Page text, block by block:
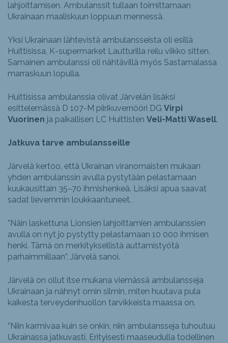
lahjoittamisen. Ambulanssit tullaan toimittamaan
Ukrainaan maaliskuun loppuun mennessä.
Yksi Ukrainaan lähtevistä ambulansseista oli esillä
Huittisissa, K-supermarket Lautturilla reilu viikko sitten.
Samainen ambulanssi oli nähtävillä myös Sastamalassa
marraskuun lopulla.
Huittisissa ambulanssia olivat Järvelän lisäksi
esittelemässä D 107-M piirikuvernööri DG Virpi
Vuorinen ja paikallisen LC Huittisten Veli-Matti Wasell.
Jatkuva tarve ambulansseille
Järvelä kertoo, että Ukrainan viranomaisten mukaan
yhden ambulanssin avulla pystytään pelastamaan
kuukausittain 35–70 ihmishenkeä. Lisäksi apua saavat
sadat lievemmin loukkaantuneet.
”Näin laskettuna Lionsien lahjoittamien ambulanssien
avulla on nyt jo pystytty pelastamaan 10 000 ihmisen
henki. Tämä on merkityksellistä auttamistyötä
parhaimmillaan”, Järvelä sanoi.
Järvelä on ollut itse mukana viemässä ambulansseja
Ukrainaan ja nähnyt omin silmin, miten huutava pula
kaikesta terveydenhuollon tarvikkeista maassa on.
”Niin karmivaa kuin se onkin, niin ambulansseja tuhoutuu
Ukrainassa jatkuvasti. Erityisesti maaseudulla todellinen